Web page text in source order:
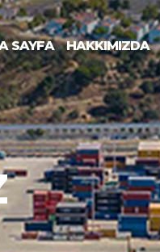
SAYFA HAKKIMIZDA